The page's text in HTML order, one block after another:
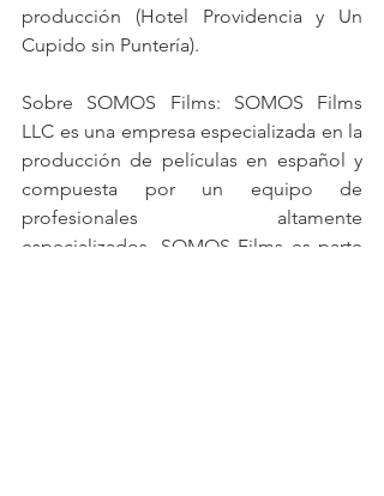
producción (Hotel Providencia y Un
Cupido sin Puntería).
Sobre SOMOS Films: SOMOS Films
LLC es una empresa especializada en la
producción de películas en español y
compuesta por un equipo de
profesionales altamente
especializados. SOMOS Films es parte